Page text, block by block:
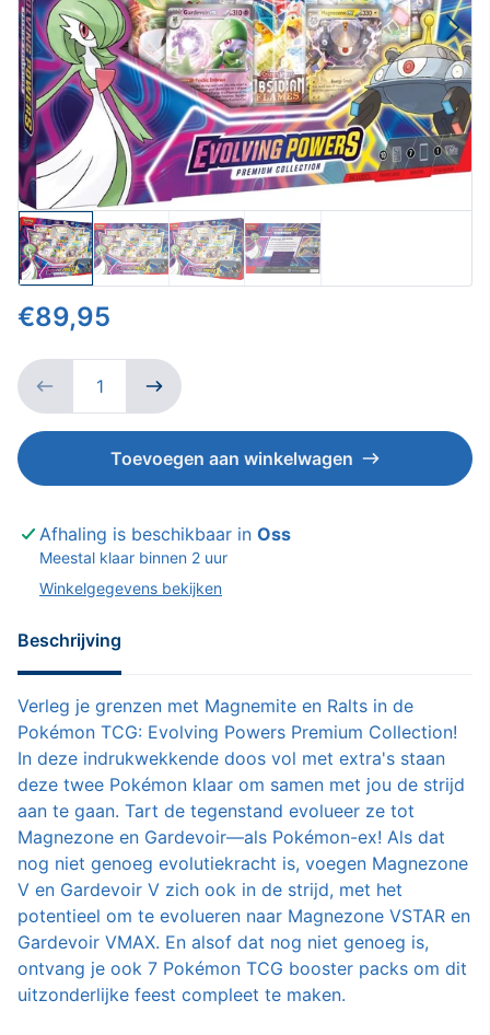
€89,95
Toevoegen aan winkelwagen
Afhaling is beschikbaar in Oss
Meestal klaar binnen 2 uur
Winkelgegevens bekijken
Beschrijving
Verleg je grenzen met Magnemite en Ralts in de
Pokémon TCG: Evolving Powers Premium Collection!
In deze indrukwekkende doos vol met extra's staan
deze twee Pokémon klaar om samen met jou de strijd
aan te gaan. Tart de tegenstand evolueer ze tot
Magnezone en Gardevoir—als Pokémon-ex! Als dat
nog niet genoeg evolutiekracht is, voegen Magnezone
V en Gardevoir V zich ook in de strijd, met het
potentieel om te evolueren naar Magnezone VSTAR en
Gardevoir VMAX. En alsof dat nog niet genoeg is,
ontvang je ook 7 Pokémon TCG booster packs om dit
uitzonderlijke feest compleet te maken.